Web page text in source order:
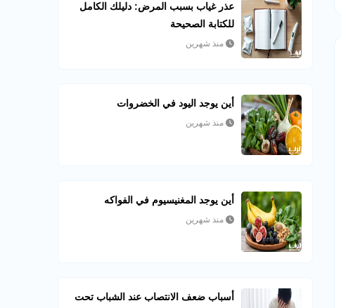
عذر غياب بسبب المرض: دليلك الكامل
للكتابة الصحيحة
منذ شهرين
أين يوجد اليود في الخضروات
منذ شهرين
أين يوجد المغنيسيوم في الفواكه
منذ شهرين
أسباب ضعف الانتصاب عند الشباب تحت